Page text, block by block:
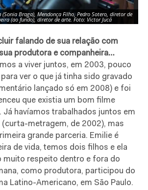
Braga), Mendonça Filho, Pedro Sotero, diretor de
(ao fundo), diretor de arte. Foto: Victor Jucá
falando de sua relação com
produtora e companheira…
a viver juntos, em 2003, pouco
ver o que já tinha sido gravado
lançado só em 2008) e foi
que existia um bom filme
Já havíamos trabalhados juntos em
metragem, de 2002), mas
grande parceria. Emilie é
de vida, temos dois filhos e ela
muito respeito dentro e fora do
como produtora, participou do
Latino-Americano, em São Paulo.